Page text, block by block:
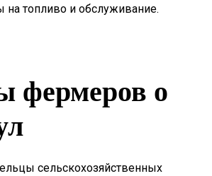
на топливо и обслуживание.
фермеров о
сельскохозяйственных